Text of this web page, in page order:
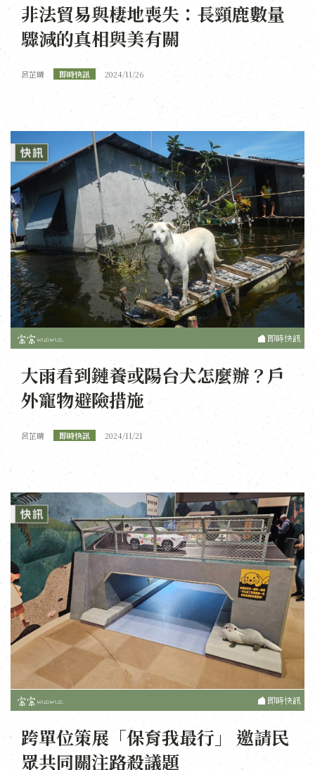
非法貿易與棲地喪失：長頸鹿數量
驟減的真相與美有關
呂芷晴 即時快訊 2024/11/26
即時快訊
大雨看到鏈養或陽台犬怎麼辦？戶
外寵物避險措施
呂芷晴 即時快訊 2024/11/21
即時快訊
跨單位策展「保育我最行」 邀請民
眾共同關注路殺議題